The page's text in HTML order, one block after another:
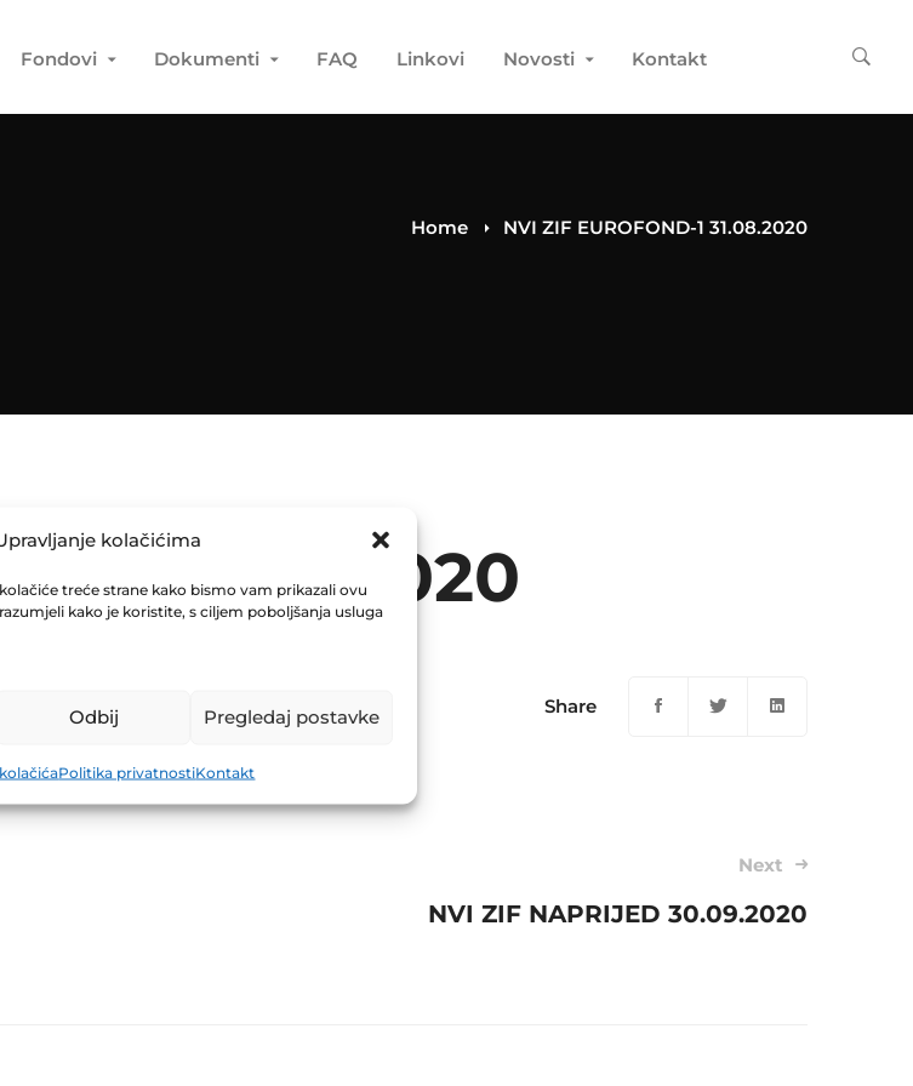
kolačićima
treće strane kako bismo vam prikazali ovu
kako je koristite, s ciljem poboljšanja usluga
Odbij Pregledaj postavke
Politika privatnostiKontakt
Fondovi Dokumenti FAQ Linkovi Novosti Kontakt
Home NVI ZIF EUROFOND-1 31.08.2020
1 31.08.2020
Share
Next
NVI ZIF NAPRIJED 30.09.2020